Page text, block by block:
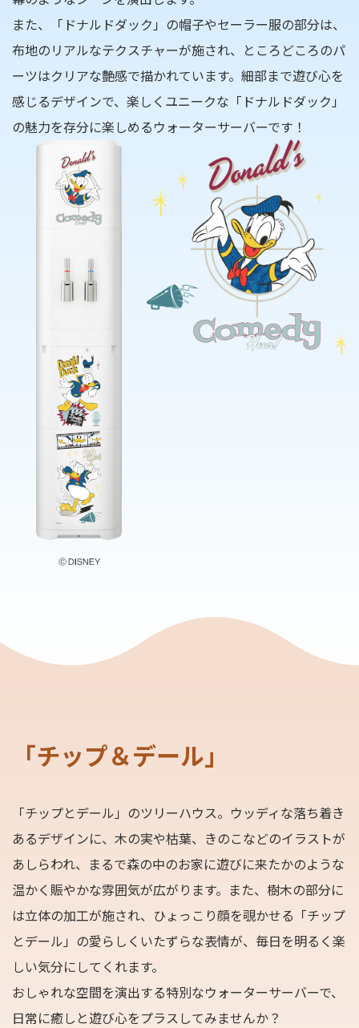
また、「ドナルドダック」の帽子やセーラー服の部分は、
布地のリアルなテクスチャーが施され、ところどころのパ
ーツはクリアな艶感で描かれています。細部まで遊び心を
感じるデザインで、楽しくユニークな「ドナルドダック」
の魅力を存分に楽しめるウォーターサーバーです！
「チップ＆デール」
「チップとデール」のツリーハウス。ウッディな落ち着き
あるデザインに、木の実や枯葉、きのこなどのイラストが
あしらわれ、まるで森の中のお家に遊びに来たかのような
温かく賑やかな雰囲気が広がります。また、樹木の部分に
は立体の加工が施され、ひょっこり顔を覗かせる「チップ
とデール」の愛らしくいたずらな表情が、毎日を明るく楽
しい気分にしてくれます。
おしゃれな空間を演出する特別なウォーターサーバーで、
日常に癒しと遊び心をプラスしてみませんか？